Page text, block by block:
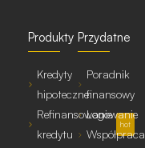
Produkty
Kredyty
hipoteczne
Refinansowanie
kredytu
hot
Przydatne
Poradnik
finansowy
Logowanie
Współpraca